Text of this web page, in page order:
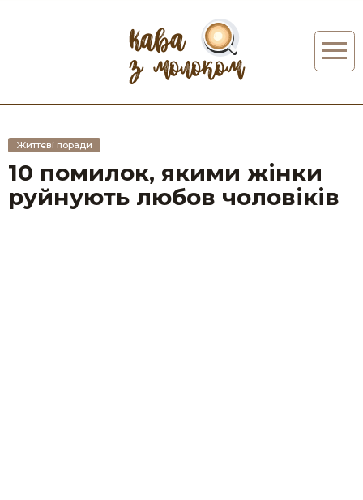
Життєві поради
10 помилок, якими жінки
руйнують любов чоловіків